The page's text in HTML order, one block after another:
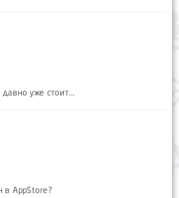
уже стоит...
в AppStore?